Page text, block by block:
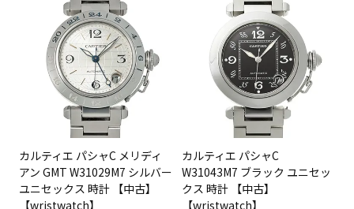
カルティエ パシャC メリディ
アン GMT W31029M7 シルバー
ユニセックス 時計 【中古】
【wristwatch】
カルティエ パシャC
W31043M7 ブラック ユニセッ
クス 時計 【中古】
【wristwatch】